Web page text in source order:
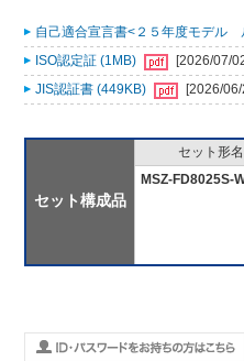
自己適合宣言書<２５年度モデル
ISO認定証 (1MB)
[2026/07/
JIS認証書 (449KB)
[2026/06/
セット構成品
セット形名
MSZ-FD8025S-